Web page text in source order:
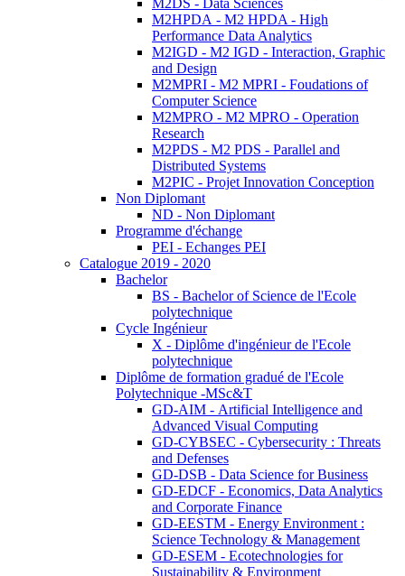
M2DS - Data Sciences
M2HPDA - M2 HPDA - High
Performance Data Analytics
M2IGD - M2 IGD - Interaction, Graphic
and Design
M2MPRI - M2 MPRI - Foudations of
Computer Science
M2MPRO - M2 MPRO - Operation
Research
M2PDS - M2 PDS - Parallel and
Distributed Systems
M2PIC - Projet Innovation Conception
Non Diplomant
ND - Non Diplomant
Programme d'échange
PEI - Echanges PEI
Catalogue 2019 - 2020
Bachelor
BS - Bachelor of Science de l'Ecole
polytechnique
Cycle Ingénieur
X - Diplôme d'ingénieur de l'Ecole
polytechnique
Diplôme de formation gradué de l'Ecole
Polytechnique -MSc&T
GD-AIM - Artificial Intelligence and
Advanced Visual Computing
GD-CYBSEC - Cybersecurity : Threats
and Defenses
GD-DSB - Data Science for Business
GD-EDCF - Economics, Data Analytics
and Corporate Finance
GD-EESTM - Energy Environment :
Science Technology & Management
GD-ESEM - Ecotechnologies for
Sustainability & Environment